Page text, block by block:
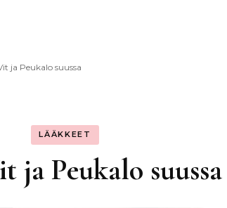
ja Peukalo suussa
LÄÄKKEET
ja Peukalo suussa